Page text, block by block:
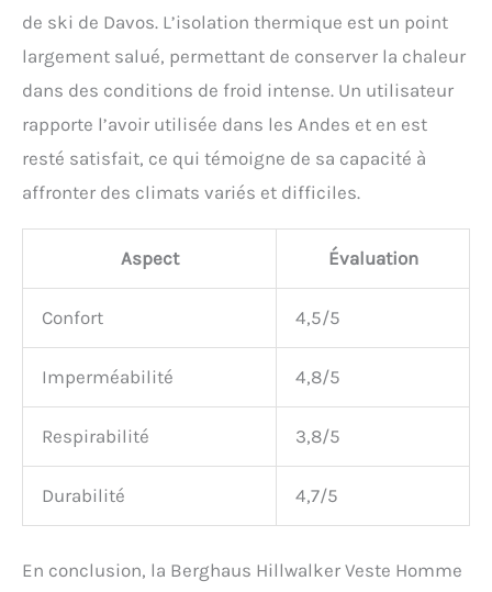
de ski de Davos. L’isolation thermique est un point
largement salué, permettant de conserver la chaleur
dans des conditions de froid intense. Un utilisateur
rapporte l’avoir utilisée dans les Andes et en est
resté satisfait, ce qui témoigne de sa capacité à
affronter des climats variés et difficiles.
Aspect Évaluation
Confort 4,5/5
Imperméabilité 4,8/5
Respirabilité 3,8/5
Durabilité 4,7/5
En conclusion, la Berghaus Hillwalker Veste Homme